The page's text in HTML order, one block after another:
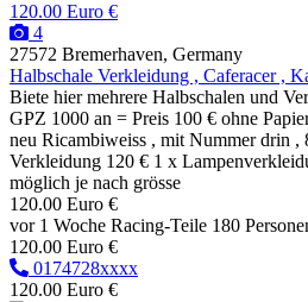
120.00 Euro €
4
27572 Bremerhaven, Germany
Halbschale Verkleidung , Caferacer ,
Biete hier mehrere Halbschalen und
GPZ 1000 an = Preis 100 € ohne
neu Ricambiweiss , mit Nummer drin ,
Verkleidung 120 € 1 x
möglich je nach grösse
120.00 Euro €
vor 1 Woche Racing-Teile 180
120.00 Euro €
0174728xxxx
120.00 Euro €